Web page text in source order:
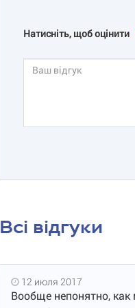
Натисніть, щоб оцінити
Всі відгуки
12 июля 2017
Вообще непонятно, как